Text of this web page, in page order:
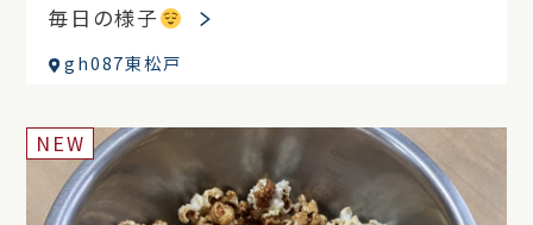
毎日の様子
gh087東松戸
NEW